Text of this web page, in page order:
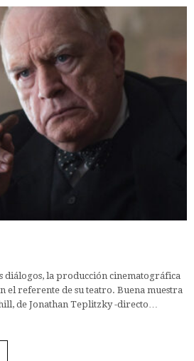
diálogos, la producción cinematográfica
el referente de su teatro. Buena muestra
de Jonathan Teplitzky -directo…